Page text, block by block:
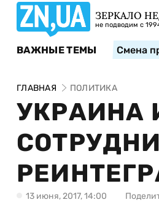
ЗЕРКАЛО
не подводим с
ВАЖНЫЕ ТЕМЫ Смена
ГЛАВНАЯ ПОЛИТИКА
УКРАИНА
13 июня, 2017, 14:00